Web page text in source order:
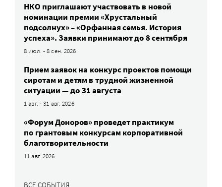
НКО приглашают участвовать в новой
номинации премии «Хрустальный
подсолнух» – «Орфанная семья. История
успеха». Заявки принимают до 8 сентября
8 июл. - 8 сен. 2026
Прием заявок на конкурс проектов помощи
сиротам и детям в трудной жизненной
ситуации — до 31 августа
1 авг. - 31 авг. 2026
«Форум Доноров» проведет практикум
по грантовым конкурсам корпоративной
благотворительности
11 авг. 2026
ВСЕ СОБЫТИЯ